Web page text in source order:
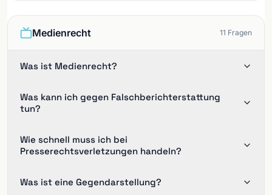
Medienrecht 11 Fragen
Was ist Medienrecht?
Was kann ich gegen Falschberichterstattung
tun?
Wie schnell muss ich bei
Presserechtsverletzungen handeln?
Was ist eine Gegendarstellung?